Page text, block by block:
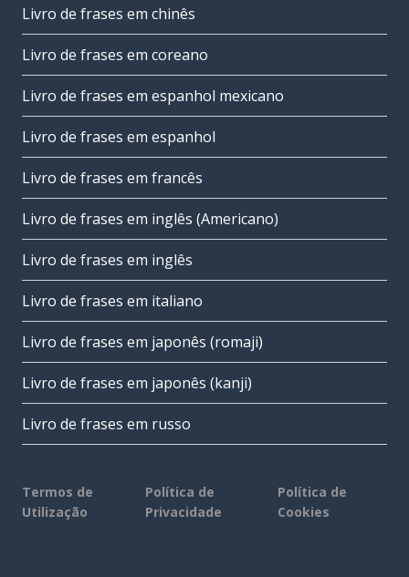
Livro de frases em chinês
Livro de frases em coreano
Livro de frases em espanhol mexicano
Livro de frases em espanhol
Livro de frases em francês
Livro de frases em inglês (Americano)
Livro de frases em inglês
Livro de frases em italiano
Livro de frases em japonês (romaji)
Livro de frases em japonês (kanji)
Livro de frases em russo
Termos de
Utilização
Política de
Privacidade
Política de
Cookies